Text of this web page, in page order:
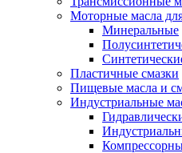
Моторные масла
Минеральные
Пластичные смазки
Пищевые масла и
Индустриальные